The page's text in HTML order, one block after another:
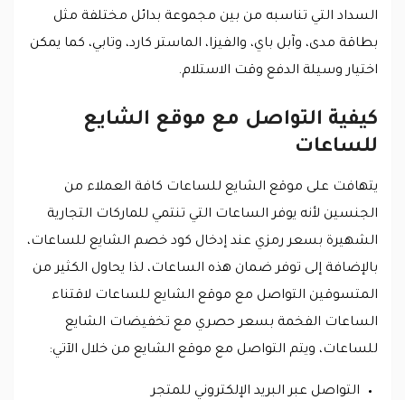
السداد التي تناسبه من بين مجموعة بدائل مختلفة مثل
بطاقة مدى، وآبل باي، والفيزا، الماستر كارد، وتابي، كما يمكن
اختيار وسيلة الدفع وقت الاستلام.
كيفية التواصل مع موقع الشايع
للساعات
يتهافت على موقع الشايع للساعات كافة العملاء من
الجنسين لأنه يوفر الساعات التي تنتمي للماركات التجارية
الشهيرة بسعر رمزي عند إدخال كود خصم الشايع للساعات،
بالإضافة إلى توفر ضمان هذه الساعات، لذا يحاول الكثير من
المتسوقين التواصل مع موقع الشايع للساعات لاقتناء
الساعات الفخمة بسعر حصري مع تخفيضات الشايع
للساعات، ويتم التواصل مع موقع الشايع من خلال الآتي:
التواصل عبر البريد الإلكتروني للمتجر